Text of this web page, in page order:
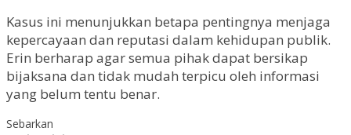
Kasus ini menunjukkan betapa pentingnya menjaga
kepercayaan dan reputasi dalam kehidupan publik.
Erin berharap agar semua pihak dapat bersikap
bijaksana dan tidak mudah terpicu oleh informasi
yang belum tentu benar.
Sebarkan